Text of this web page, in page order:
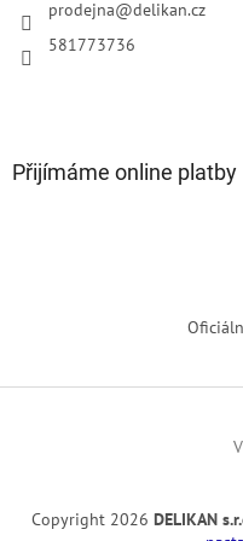
prodejna@delikan.cz
581773736
Přijímáme online platby
Copyright 2026 DELIKAN